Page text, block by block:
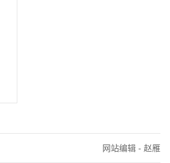
网站编辑 - 赵雁